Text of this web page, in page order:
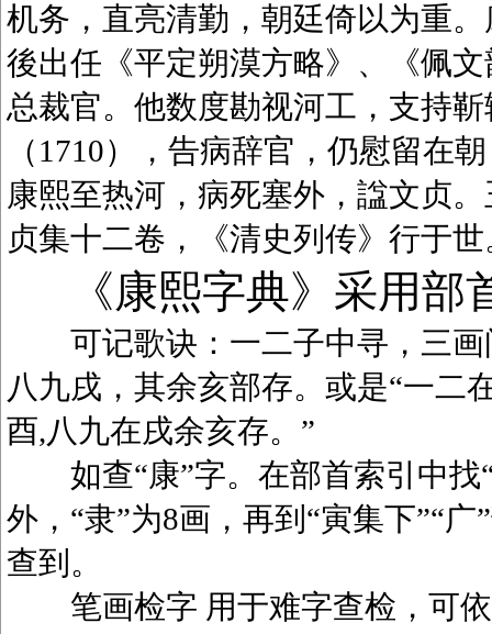
机务，直亮清勤，朝廷倚以为重
後出任《平定朔漠方略》、《佩
总裁官。他数度勘视河工，支持
（1710），告病辞官，仍慰留在
康熙至热河，病死塞外，諡文贞
贞集十二卷，《清史列传》行于世
《康熙字典》采用
可记歌诀：一二子中寻，三画
八九戌，其余亥部存。或是“一二
酉,八九在戌余亥存。”
如查“康”字。在部首索引中找“
外，“隶”为8画，再到“寅集下”“
查到。
笔画检字 用于难字查检，可依